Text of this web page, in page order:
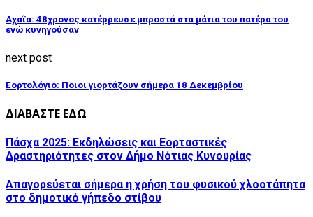
Αχαΐα: 48χρονος κατέρρευσε μπροστά στα μάτια του πατέρα του
ενώ κυνηγούσαν
next post
Εορτολόγιο: Ποιοι γιορτάζουν σήμερα 18 Δεκεμβρίου
ΔΙΑΒΑΣΤΕ ΕΔΩ
Πάσχα 2025: Εκδηλώσεις και Εορταστικές
Δραστηριότητες στον Δήμο Νότιας Κυνουρίας
Απαγορεύεται σήμερα η χρήση του φυσικού χλοοτάπητα
στο δημοτικό γήπεδο στίβου